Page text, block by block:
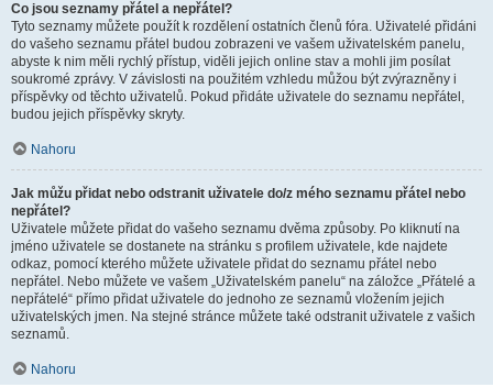
Co jsou seznamy přátel a nepřátel?
Tyto seznamy můžete použít k rozdělení ostatních členů fóra. Uživatelé přidáni
do vašeho seznamu přátel budou zobrazeni ve vašem uživatelském panelu,
abyste k nim měli rychlý přístup, viděli jejich online stav a mohli jim posílat
soukromé zprávy. V závislosti na použitém vzhledu můžou být zvýrazněny i
příspěvky od těchto uživatelů. Pokud přidáte uživatele do seznamu nepřátel,
budou jejich příspěvky skryty.
Nahoru
Jak můžu přidat nebo odstranit uživatele do/z mého seznamu přátel nebo
nepřátel?
Uživatele můžete přidat do vašeho seznamu dvěma způsoby. Po kliknutí na
jméno uživatele se dostanete na stránku s profilem uživatele, kde najdete
odkaz, pomocí kterého můžete uživatele přidat do seznamu přátel nebo
nepřátel. Nebo můžete ve vašem „Uživatelském panelu“ na záložce „Přátelé a
nepřátelé“ přímo přidat uživatele do jednoho ze seznamů vložením jejich
uživatelských jmen. Na stejné stránce můžete také odstranit uživatele z vašich
seznamů.
Nahoru